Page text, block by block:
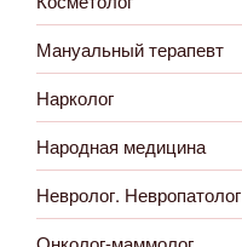
Мануальный терапевт
Нарколог
Народная медицина
Невролог. Невропатолог